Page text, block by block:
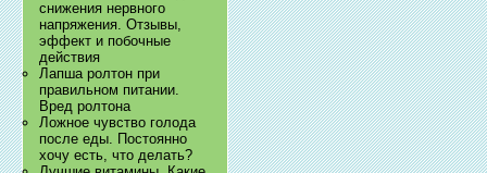
снижения нервного
напряжения. Отзывы,
эффект и побочные
действия
Лапша ролтон при
правильном питании.
Вред ролтона
Ложное чувство голода
после еды. Постоянно
хочу есть, что делать?